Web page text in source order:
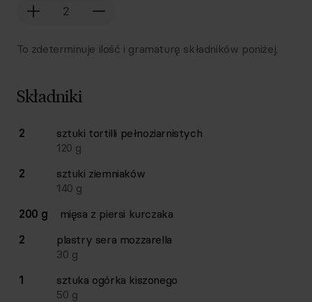
To zdeterminuje ilość i gramaturę składników poniżej.
Składniki
Lista składników przepisu z ilościami i wagami
Ilość Składnik
2 sztuki tortilli pełnoziarnistych
120 g
2
sztuki ziemniaków
140 g
200 g
mięsa z piersi kurczaka
2
plastry sera mozzarella
30 g
1
sztuka ogórka kiszonego
50 g